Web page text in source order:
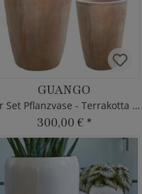
GUANGO
2er Set Pflanzvase - Terrakotta - Rund
300,00 € *